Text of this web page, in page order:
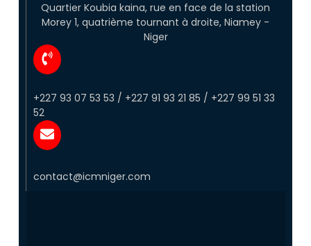
Quartier Koubia kaina, rue en face de la station
Morey 1, quatrième tournant à droite, Niamey -
Niger
+227 93 07 53 53 / +227 91 93 21 85 / +227 99 51 33
52
contact@icmniger.com